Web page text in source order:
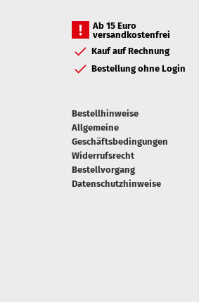
Ab 15 Euro
versandkostenfrei
Kauf auf Rechnung
Bestellung ohne Login
Bestellhinweise
Allgemeine
Geschäftsbedingungen
Widerrufsrecht
Bestellvorgang
Datenschutzhinweise